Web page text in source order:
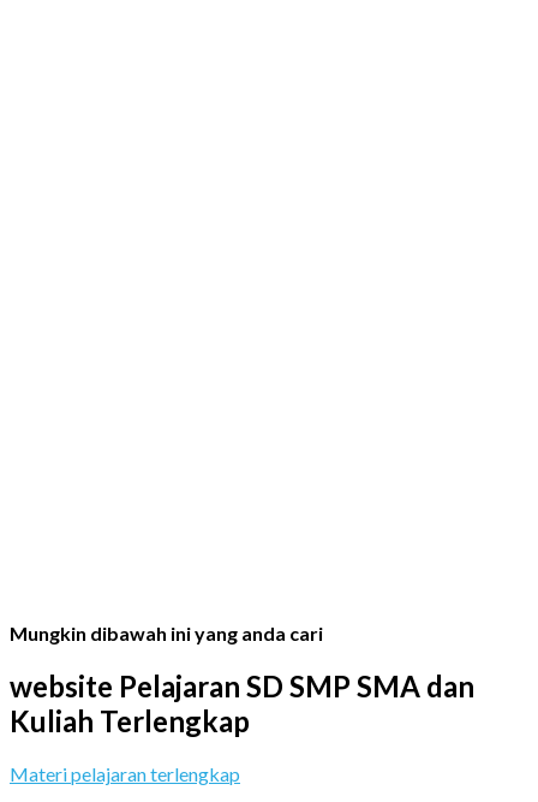
Mungkin dibawah ini yang anda cari
website Pelajaran SD SMP SMA dan
Kuliah Terlengkap
Materi pelajaran terlengkap